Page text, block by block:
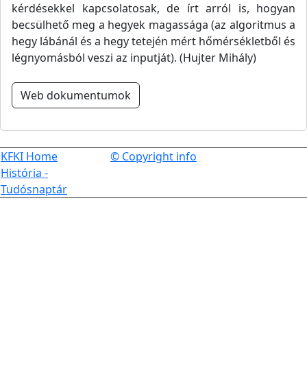
kérdésekkel kapcsolatosak, de írt arról is, hogyan
becsülhető meg a hegyek magassága (az algoritmus a
hegy lábánál és a hegy tetején mért hőmérsékletből és
légnyomásból veszi az inputját). (Hujter Mihály)
Web dokumentumok
KFKI Home
História -
Tudósnaptár
© Copyright info